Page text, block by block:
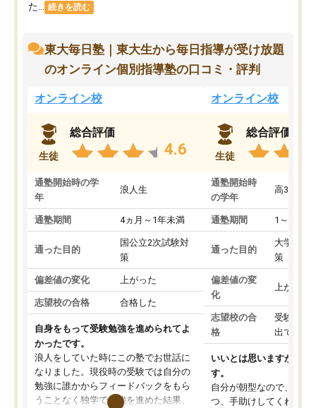
た...
続きを読む
東大毎日塾｜東大生から毎日指導が受け放題
のオンライン個別指導塾の口コミ・評判
オンライン校
生徒
総合評価
4.6
通塾開始時の学
年
浪人生
通塾期間 4ヵ月～1年未満
通った目的
国公立2次試験対
策
偏差値の変化 上がった
志望校の合格 合格した
自身をもって受験勉強を進められてよ
かったです。
浪人をしていた時にこの塾でお世話に
なりました。現役時の受験では自分の
勉強に誰かからフィードバックをもら
うことなく独学で勉強を進めた結果、
オンライン校
生徒
総合評価
通塾開始時
の学年
高3
通塾期間 1～3ヵ月
通った目的
大学入学
策
偏差値の変
化
上がった
志望校の合
格
受験して
出ていな
いいとは思いますが、料
す。
自分が朝型なので、自習
つ、手助けしてくれる設